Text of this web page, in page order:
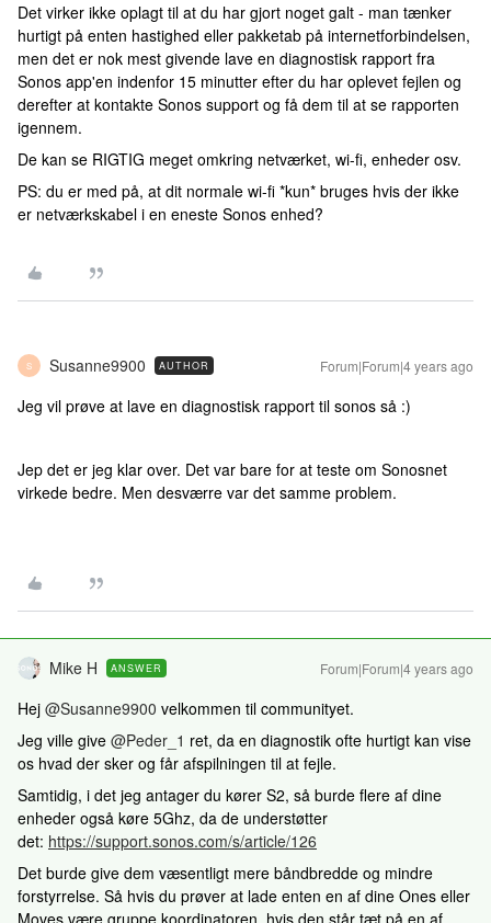
Det virker ikke oplagt til at du har gjort noget galt - man tænker
hurtigt på enten hastighed eller pakketab på internetforbindelsen,
men det er nok mest givende lave en diagnostisk rapport fra
Sonos app'en indenfor 15 minutter efter du har oplevet fejlen og
derefter at kontakte Sonos support og få dem til at se rapporten
igennem.
De kan se RIGTIG meget omkring netværket, wi-fi, enheder osv.
PS: du er med på, at dit normale wi-fi *kun* bruges hvis der ikke
er netværkskabel i en eneste Sonos enhed?
S Susanne9900 AUTHOR Forum|Forum|4 years ago
Jeg vil prøve at lave en diagnostisk rapport til sonos så :)
Jep det er jeg klar over. Det var bare for at teste om Sonosnet
virkede bedre. Men desværre var det samme problem.
Mike H ANSWER Forum|Forum|4 years ago
Hej @Susanne9900 velkommen til communityet.
Jeg ville give @Peder_1 ret, da en diagnostik ofte hurtigt kan vise
os hvad der sker og får afspilningen til at fejle.
Samtidig, i det jeg antager du kører S2, så burde flere af dine
enheder også køre 5Ghz, da de understøtter
det: https://support.sonos.com/s/article/126
Det burde give dem væsentligt mere båndbredde og mindre
forstyrrelse. Så hvis du prøver at lade enten en af dine Ones eller
Moves være gruppe koordinatoren, hvis den står tæt på en af